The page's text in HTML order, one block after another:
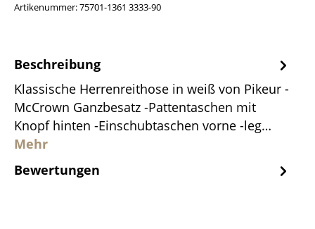
Artikenummer:75701-1361 3333-90
Beschreibung
Klassische Herrenreithose in weiß von Pikeur -
McCrown Ganzbesatz -Pattentaschen mit
Knopf hinten -Einschubtaschen vorne -leg…
Mehr
Bewertungen